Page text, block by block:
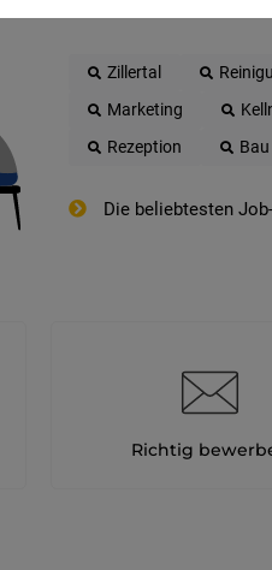
Zillertal
Marketing
Rezeption
Bau
Die beliebtesten
Richtig